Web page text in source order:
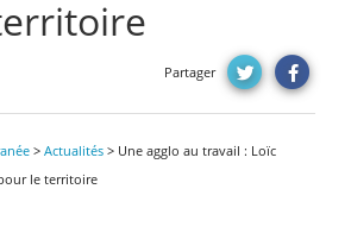
Partager
> Actualités > Une agglo au travail : Loïc
le territoire